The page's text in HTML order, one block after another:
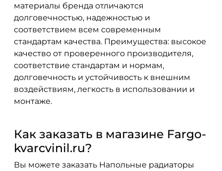
материалы бренда отличаются
долговечностью, надежностью и
соответствием всем современным
стандартам качества. Преимущества: высокое
качество от проверенного производителя,
соответствие стандартам и нормам,
долговечность и устойчивость к внешним
воздействиям, легкость в использовании и
монтаже.
Как заказать в магазине Fargo-
kvarcvinil.ru?
Вы можете заказать Напольные радиаторы